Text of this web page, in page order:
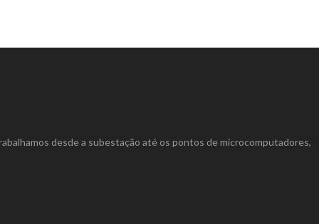
desde a subestação até os pontos de microcomputadores,